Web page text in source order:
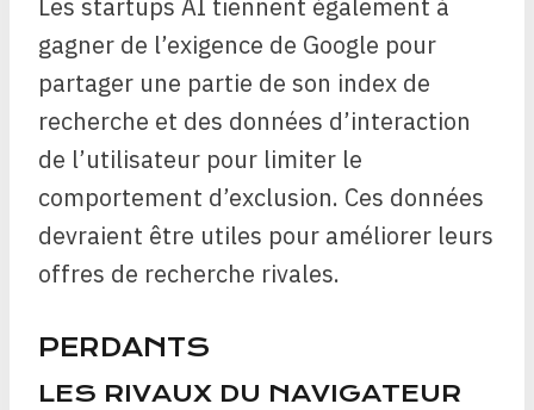
gagner de l’exigence de Google pour
partager une partie de son index de
recherche et des données d’interaction
de l’utilisateur pour limiter le
comportement d’exclusion. Ces données
devraient être utiles pour améliorer leurs
offres de recherche rivales.
PERDANTS
LES RIVAUX DU NAVIGATEUR